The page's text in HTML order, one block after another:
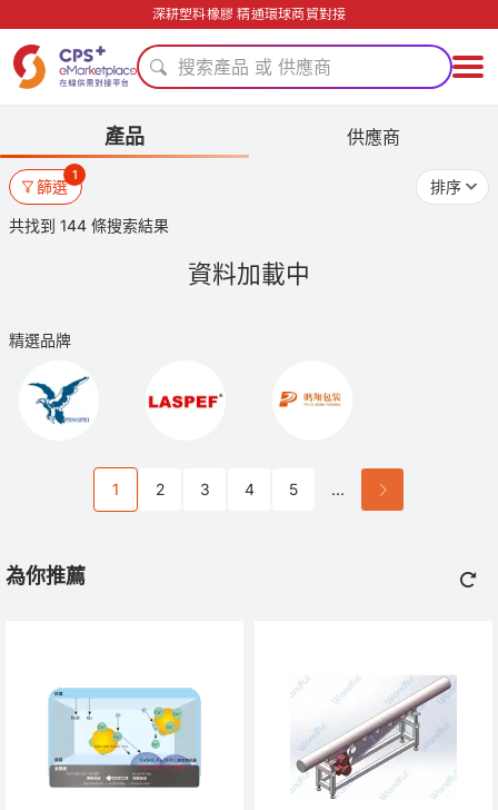
深耕塑料橡膠 精通環球商貿對接
搜索產品 或 供應商
產品 供應商
篩選
1
排序
共找到 144 條搜索結果
資料加載中
精選品牌
1 2 3 4 5 ...
為你推薦